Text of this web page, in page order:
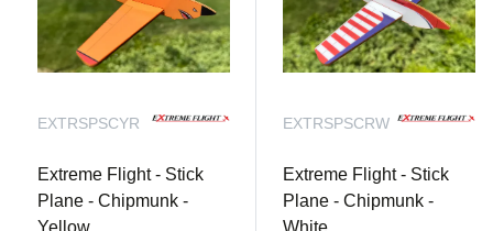
EXTRSPSCYR
Extreme Flight - Stick
Plane - Chipmunk -
Yellow
EXTRSPSCRW
Extreme Flight - Stick
Plane - Chipmunk -
White